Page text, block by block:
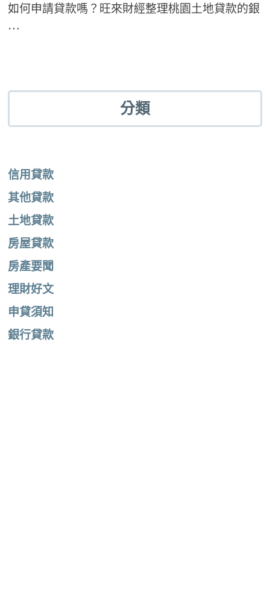
如何申請貸款嗎？旺來財經整理桃園土地貸款的銀
…
分類
信用貸款
其他貸款
土地貸款
房屋貸款
房產要聞
理財好文
申貸須知
銀行貸款